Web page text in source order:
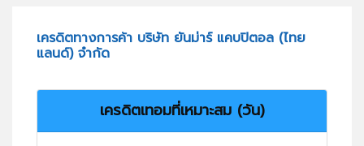
เครดิตทางการค้า บริษัท ยันม่าร์ แคบปิตอล (ไทย
แลนด์) จำกัด
เครดิตเทอมที่เหมาะสม (วัน)